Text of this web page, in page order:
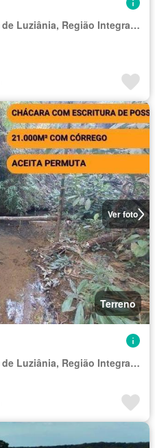
Região Geográfica Imediata de Luziânia, Região Integrada de Desenvolvimento do Distrito Federal e Entorno
Ver foto
Terreno
Região Geográfica Imediata de Luziânia, Região Integrada de Desenvolvimento do Distrito Federal e Entorno